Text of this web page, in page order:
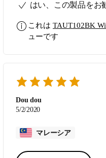
はい、この製品をお
これは TAUT102BK
ューです
Dou dou
5/2/2020
マレーシア